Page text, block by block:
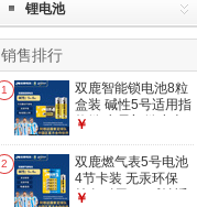
锂电池
销售排行
1
双鹿智能锁电池8粒
盒装 碱性5号适用指
纹锁/电子门锁小米
鹿客VOC凯迪仕
LR6/AA
￥
2
双鹿燃气表5号电池
4节卡装 无汞环保
持久耐用 AA碱性适
￥